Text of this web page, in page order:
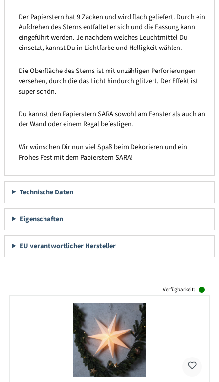
Der Papierstern hat 9 Zacken und wird flach geliefert. Durch ein
Aufdrehen des Sterns entfaltet er sich und die Fassung kann
eingeführt werden. Je nachdem welches Leuchtmittel Du
einsetzt, kannst Du in Lichtfarbe und Helligkeit wählen.
Die Oberfläche des Sterns ist mit unzähligen Perforierungen
versehen, durch die das Licht hindurch glitzert. Der Effekt ist
super schön.
Du kannst den Papierstern SARA sowohl am Fenster als auch an
der Wand oder einem Regal befestigen.
Wir wünschen Dir nun viel Spaß beim Dekorieren und ein
Frohes Fest mit dem Papierstern SARA!
Technische Daten
Eigenschaften
EU verantwortlicher Hersteller
Verfügbarkeit: